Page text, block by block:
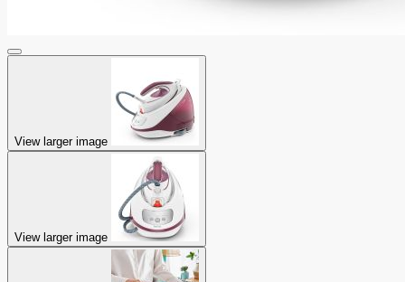
View larger image
View larger image